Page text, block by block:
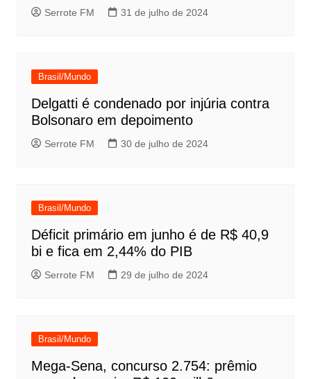
Serrote FM 31 de julho de 2024
Brasil/Mundo
Delgatti é condenado por injúria contra
Bolsonaro em depoimento
Serrote FM 30 de julho de 2024
Brasil/Mundo
Déficit primário em junho é de R$ 40,9
bi e fica em 2,44% do PIB
Serrote FM 29 de julho de 2024
Brasil/Mundo
Mega-Sena, concurso 2.754: prêmio